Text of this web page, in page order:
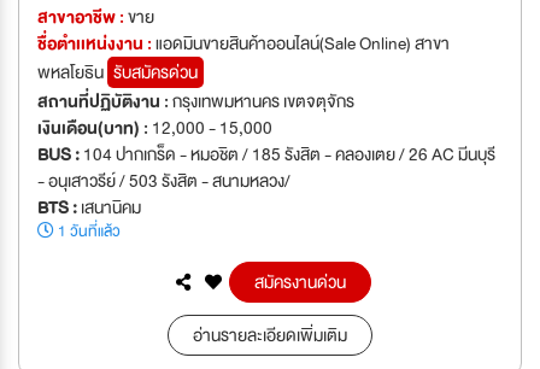
สาขาอาชีพ :ขาย
ชื่อตำเเหน่งงาน :แอดมินขายสินค้าออนไลน์(Sale Online) สาขา
พหลโยธิน รับสมัครด่วน
สถานที่ปฏิบัติงาน :กรุงเทพมหานคร เขตจตุจักร
เงินเดือน(บาท) : 12,000 - 15,000
BUS :104 ปากเกร็ด - หมอชิต / 185 รังสิต - คลองเตย / 26 AC มีนบุรี
- อนุเสาวรีย์ / 503 รังสิต - สนามหลวง/
BTS :เสนานิคม
1 วันที่แล้ว
สมัครงานด่วน
อ่านรายละเอียดเพิ่มเติม